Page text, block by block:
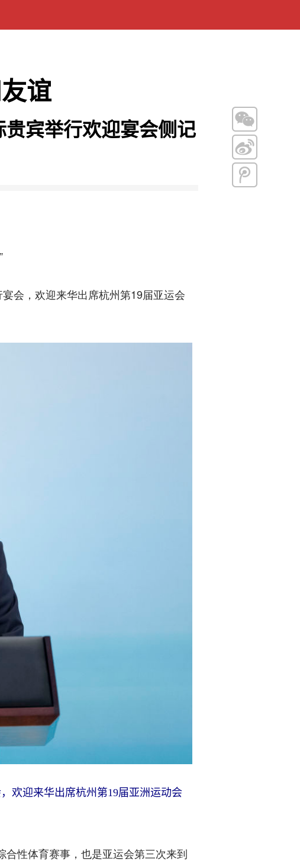
谊
宾举行欢迎宴会侧记
会，欢迎来华出席杭州第19届亚运会
欢迎来华出席杭州第19届亚洲运动会
性体育赛事，也是亚运会第三次来到